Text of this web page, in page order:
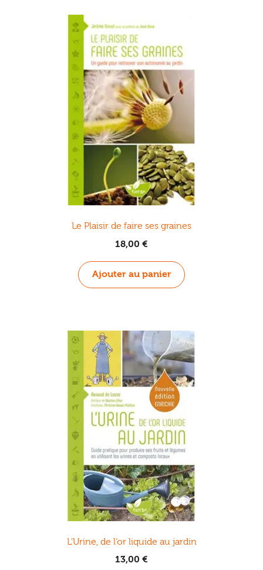
Le Plaisir de faire ses graines
18,00 €
Ajouter au panier
L’Urine, de l’or liquide au jardin
13,00 €